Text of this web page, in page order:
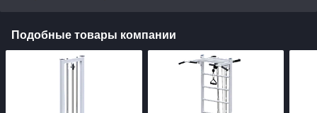
Подобные товары компании